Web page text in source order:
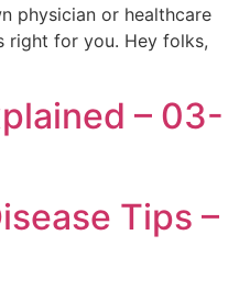
physician or healthcare
right for you. Hey folks,
– 03-
Tips –